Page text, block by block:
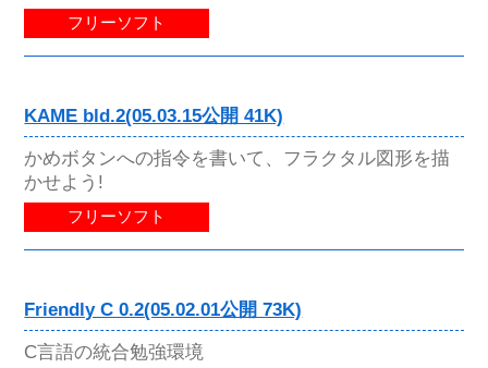
フリーソフト
KAME bld.2(05.03.15公開 41K)
かめボタンへの指令を書いて、フラクタル図形を描
かせよう!
フリーソフト
Friendly C 0.2(05.02.01公開 73K)
C言語の統合勉強環境